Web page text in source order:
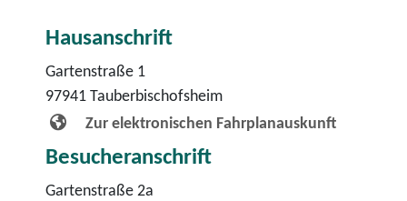
Hausanschrift
Gartenstraße 1
97941 Tauberbischofsheim
Zur elektronischen Fahrplanauskunft
Besucheranschrift
Gartenstraße 2a